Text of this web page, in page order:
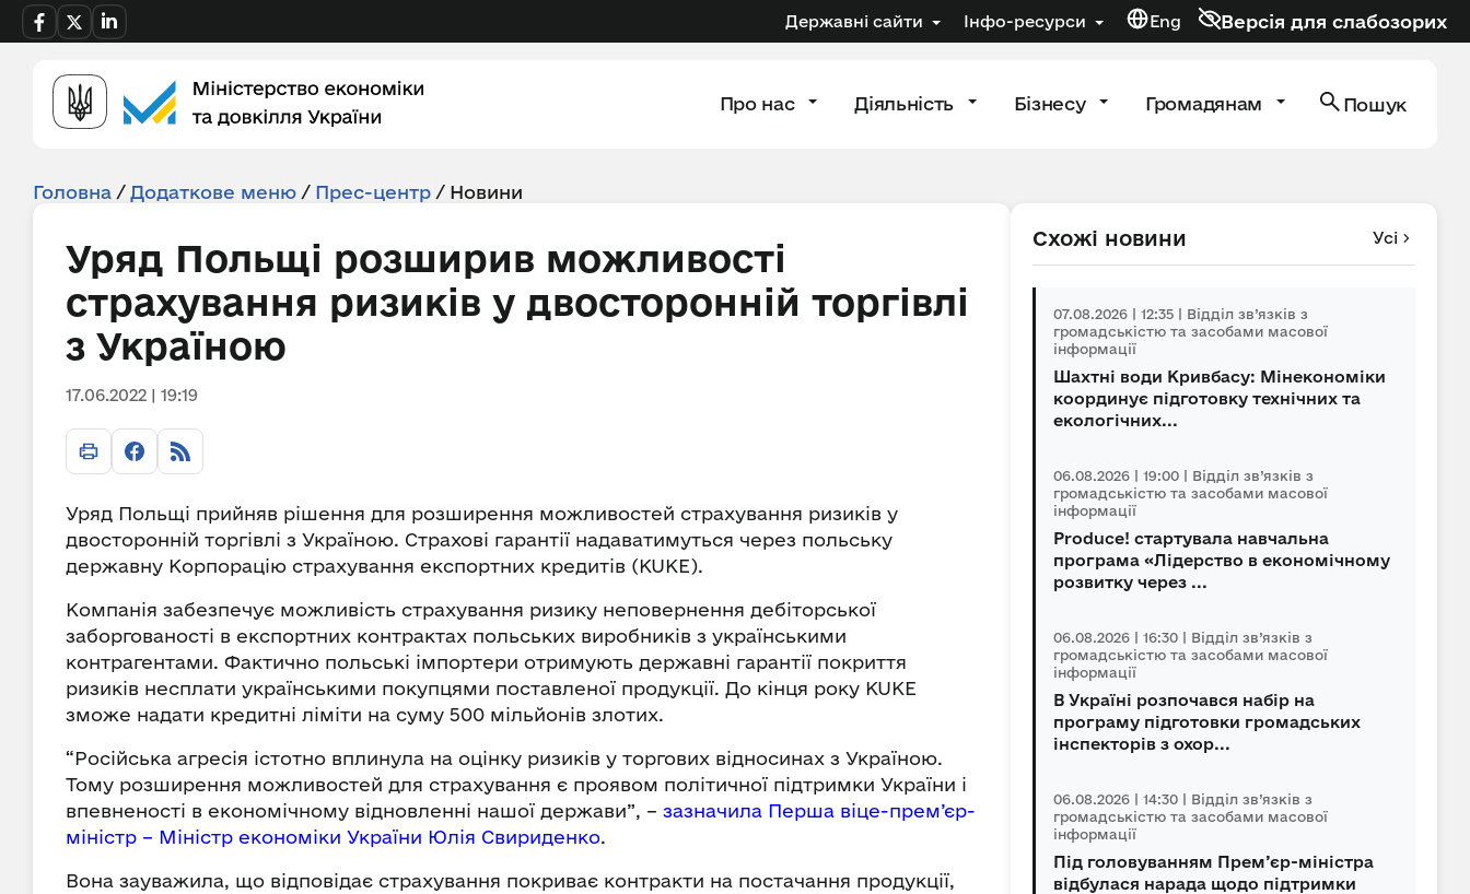
Державні сайти Інфо-ресурси Eng Версія для слабозорих
Про нас Діяльність Бізнесу Громадянам Пошук
Головна / Додаткове меню / Прес-центр / Новини
Уряд Польщі розширив можливості
страхування ризиків у двосторонній торгівлі
з Україною
17.06.2022 | 19:19
Уряд Польщі прийняв рішення для розширення можливостей страхування ризиків у
двосторонній торгівлі з Україною. Страхові гарантії надаватимуться через польську
державну Корпорацію страхування експортних кредитів (KUKE).
Компанія забезпечує можливість страхування ризику неповернення дебіторської
заборгованості в експортних контрактах польських виробників з українськими
контрагентами. Фактично польські імпортери отримують державні гарантії покриття
ризиків несплати українськими покупцями поставленої продукції. До кінця року KUKE
зможе надати кредитні ліміти на суму 500 мільйонів злотих.
“Російська агресія істотно вплинула на оцінку ризиків у торгових відносинах з Україною.
Тому розширення можливостей для страхування є проявом політичної підтримки України і
впевненості в економічному відновленні нашої держави”, – зазначила Перша віце-прем’єр-
міністр – Міністр економіки України Юлія Свириденко.
Вона зауважила, що відповідає страхування покриває контракти на постачання продукції,
Схожі новини Усі
07.08.2026 | 12:35 | Відділ зв’язків з
громадськістю та засобами масової
інформації
Шахтні води Кривбасу: Мінекономіки
координує підготовку технічних та
екологічних...
06.08.2026 | 19:00 | Відділ зв’язків з
громадськістю та засобами масової
інформації
Produce! стартувала навчальна
програма «Лідерство в економічному
розвитку через ...
06.08.2026 | 16:30 | Відділ зв’язків з
громадськістю та засобами масової
інформації
В Україні розпочався набір на
програму підготовки громадських
інспекторів з охор...
06.08.2026 | 14:30 | Відділ зв’язків з
громадськістю та засобами масової
інформації
Під головуванням Прем’єр-міністра
відбулася нарада щодо підтримки